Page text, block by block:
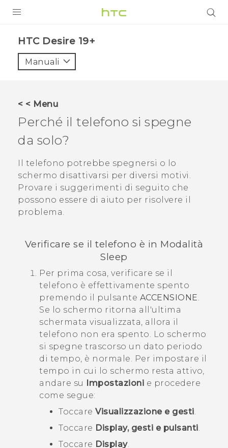
VIVE
VIVERSE
ASSISTENZA
Accessori e dispositivi HTC
‎HTC Desire 19+‎‎
Manuali
< < Menu
Perché il telefono si spegne
da solo?
Il telefono potrebbe spegnersi o lo
schermo disattivarsi per diversi motivi.
Provare i suggerimenti di seguito che
possono essere di aiuto per risolvere il
problema.
Verificare se il telefono è in Modalità
Sleep
Per prima cosa, verificare se il
telefono è effettivamente spento
premendo il pulsante ACCENSIONE.
Se lo schermo ritorna all'ultima
schermata visualizzata, allora il
telefono non era spento. Lo schermo
si spegne trascorso un dato periodo
di tempo, è normale. Per impostare il
tempo in cui lo schermo resta attivo,
andare su Impostazioni e procedere
come segue:
Toccare Visualizzazione e gesti.
Toccare Display, gesti e pulsanti.
Toccare Display.